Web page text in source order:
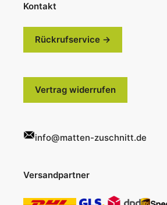
Kontakt
Rückrufservice →
Vertrag widerrufen
info@matten-zuschnitt.de
Versandpartner